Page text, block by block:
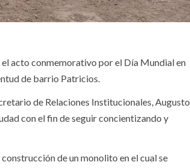
acto conmemorativo por el Día Mundial en
de barrio Patricios.
de Relaciones Institucionales, Augusto
con el fin de seguir concientizando y
de un monolito en el cual se